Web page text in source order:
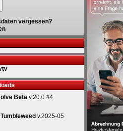
vergessen?
Beta v.20.0 #4
v.2025-05